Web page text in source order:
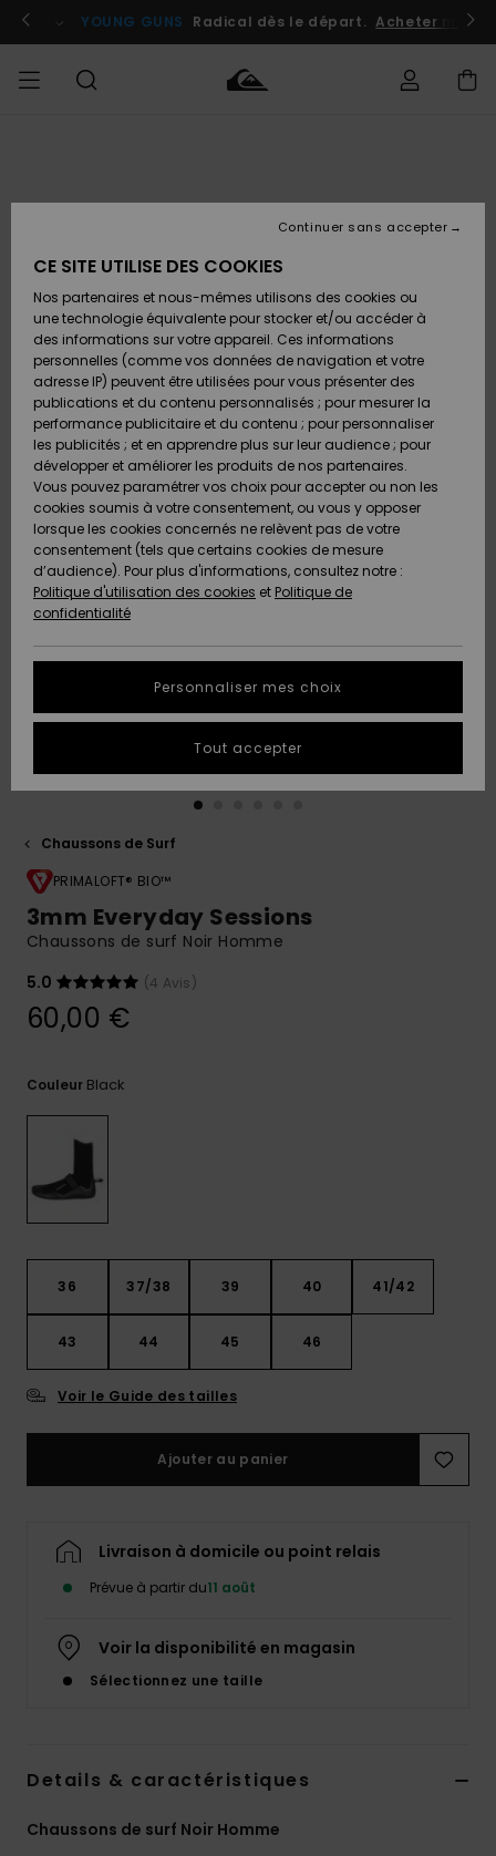
l'information
le
Se connecter / s'inscrire
YOUNG GUNS Radical dès le départ. Acheter
Chaussures
& Tongs
Surf
Snow
Nouveautés
A
Découvrir
Chaussures
& Tongs
Surf
Snow
Nouveautés
A
Découvrir
FEMME
A
Découvrir
Snow
SURF
Surf
Shop
Enfant
Highlights
Communauté
SNOW
Snow
Shop
Enfant
Snow
Shop
Femme
A
Découvrir
Communauté
OUTLET
Enfant
Outlet
Femme
AIDE &
CONTACT
Retours
Paiement
Carte
Cadeau
Quiksilver
Freedom
Protection
des
tailles
conversation
obtenir la
plus rapide
question.
conversation
Consulter
la FAQ
MAGASINS
QUIKSILVER
Chaussons de Surf
PRIMALOFT® BIO™
3mm Everyday Sessions
Chaussons de surf Noir Homme
5.0
(4 Avis)
60,00 €
Couleur Black
36 37/38 39 40 41/42
43 44 45 46
Voir le Guide des tailles
Ajouter au panier
Livraison à domicile ou point relais
Prévue à partir du11 août
Voir la disponibilité en magasin
Sélectionnez une taille
Details & caractéristiques
Chaussons de surf Noir Homme
CE SITE UTILISE DES COOKIES
Nos partenaires et nous-mêmes utilisons des cookies ou
une technologie équivalente pour stocker et/ou accéder à
des informations sur votre appareil. Ces informations
personnelles (comme vos données de navigation et votre
adresse IP) peuvent être utilisées pour vous présenter des
publications et du contenu personnalisés ; pour mesurer la
performance publicitaire et du contenu ; pour personnaliser
les publicités ; et en apprendre plus sur leur audience ; pour
développer et améliorer les produits de nos partenaires.
Vous pouvez paramétrer vos choix pour accepter ou non les
cookies soumis à votre consentement, ou vous y opposer
lorsque les cookies concernés ne relèvent pas de votre
consentement (tels que certains cookies de mesure
d’audience). Pour plus d'informations, consultez notre :
Politique d'utilisation des cookies et Politique de
confidentialité
Personnaliser mes choix
Continuer sans accepter
Tout accepter